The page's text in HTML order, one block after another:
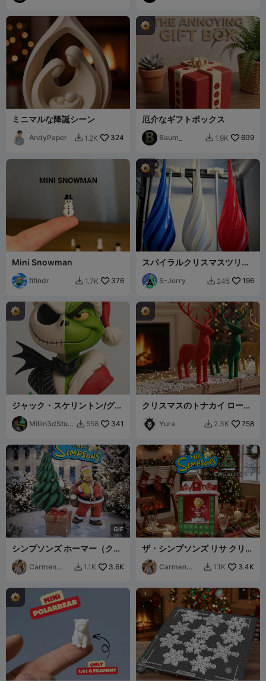
ミニマルな降誕シーン
AndyPaper  1.2K 324
厄介なギフトボックス
Baum_  1.9K 609
Mini Snowman
fifindr  1.7K 376
スパイラルクリスマスツリー
トッパー（花瓶モード）
S-Jerry  245 196
ジャック・スケリントン/グリ
ンチ ナイトメアー・ビフォ
ア・クリスマス バスト
Millin3dStudi  558 341
クリスマスのトナカイ ローポ
Yura  2.3K 758
GIF
シンプソンズ ホーマー（クリ
スマスギフトボックス像）
Carmen
 1.1K 3.6K
ザ・シンプソンズ リサ クリス
マスエディション
Carmen
 1.1K 3.4K